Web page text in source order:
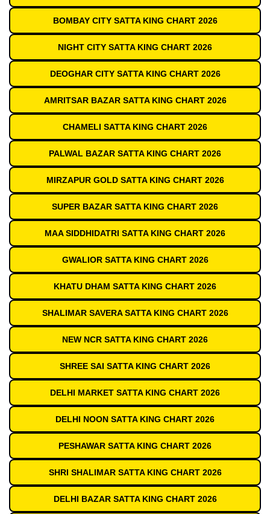
BOMBAY CITY SATTA KING CHART 2026
NIGHT CITY SATTA KING CHART 2026
DEOGHAR CITY SATTA KING CHART 2026
AMRITSAR BAZAR SATTA KING CHART 2026
CHAMELI SATTA KING CHART 2026
PALWAL BAZAR SATTA KING CHART 2026
MIRZAPUR GOLD SATTA KING CHART 2026
SUPER BAZAR SATTA KING CHART 2026
MAA SIDDHIDATRI SATTA KING CHART 2026
GWALIOR SATTA KING CHART 2026
KHATU DHAM SATTA KING CHART 2026
SHALIMAR SAVERA SATTA KING CHART 2026
NEW NCR SATTA KING CHART 2026
SHREE SAI SATTA KING CHART 2026
DELHI MARKET SATTA KING CHART 2026
DELHI NOON SATTA KING CHART 2026
PESHAWAR SATTA KING CHART 2026
SHRI SHALIMAR SATTA KING CHART 2026
DELHI BAZAR SATTA KING CHART 2026